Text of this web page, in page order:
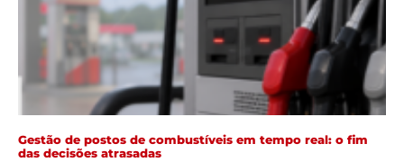
Gestão de postos de combustíveis em tempo real: o fim
das decisões atrasadas